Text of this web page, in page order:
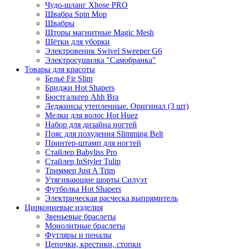
Чудо-шланг Xhose PRO
Швабра Spin Mop
Швабры
Шторы магнитные Magic Mesh
Щётки для уборки
Электровеник Swivel Sweeper G6
Электросушилка "Самобранка"
Товары для красоты
Бельё Fir Slim
Бриджи Hot Shapers
Бюстгальтер Ahh Bra
Леджинсы утепленные. Оригинал (3 шт)
Мелки для волос Hot Huez
Набор для дизайна ногтей
Пояс для похудения Slimming Belt
Принтер-штамп для ногтей
Стайлер Babyliss Pro
Стайлер InStyler Tulip
Триммер Just A Trim
Утягивающие шорты Силуэт
Футболка Hot Shapers
Электрическая расческа выпрямитель
Циркониевые изделия
Звеньевые браслеты
Монолитные браслеты
Футляры и пеналы
Цепочки, крестики, стопки